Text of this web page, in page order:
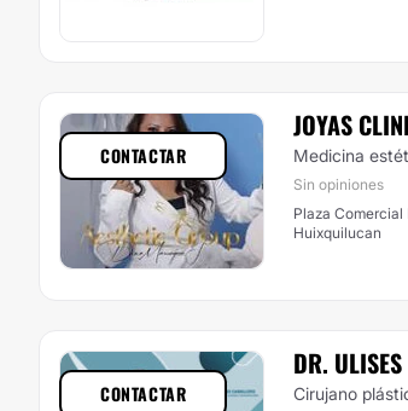
JOYAS
Medicina
Sin opiniones
Plaza Comercial
Huixquilucan
CONTACTAR
DR.
Cirujano
CONTACTAR